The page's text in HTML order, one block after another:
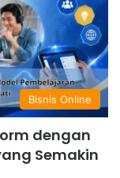
Bisnis Online
dengan
Semakin